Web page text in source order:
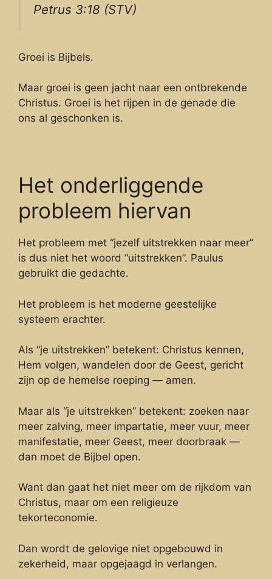
Petrus 3:18 (STV)
Groei is Bijbels.
Maar groei is geen jacht naar een ontbrekende
Christus. Groei is het rijpen in de genade die
ons al geschonken is.
Het onderliggende
probleem hiervan
Het probleem met “jezelf uitstrekken naar meer”
is dus niet het woord “uitstrekken”. Paulus
gebruikt die gedachte.
Het probleem is het moderne geestelijke
systeem erachter.
Als “je uitstrekken” betekent: Christus kennen,
Hem volgen, wandelen door de Geest, gericht
zijn op de hemelse roeping — amen.
Maar als “je uitstrekken” betekent: zoeken naar
meer zalving, meer impartatie, meer vuur, meer
manifestatie, meer Geest, meer doorbraak —
dan moet de Bijbel open.
Want dan gaat het niet meer om de rijkdom van
Christus, maar om een religieuze
tekorteconomie.
Dan wordt de gelovige niet opgebouwd in
zekerheid, maar opgejaagd in verlangen.